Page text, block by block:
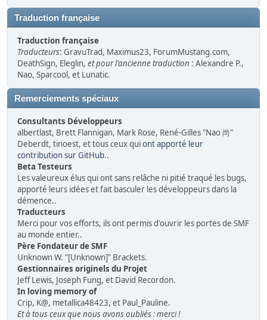
Traduction française
Traduction française
Traducteurs: GravuTrad, Maximus23, ForumMustang.com,
DeathSign, Eleglin, et pour l'ancienne traduction : Alexandre P.,
Nao, Sparcool, et Lunatic.
Remerciements spéciaux
Consultants Développeurs
albertlast, Brett Flannigan, Mark Rose, René-Gilles "Nao 尚"
Deberdt, tinoest, et tous ceux quiont apporté leur
contribution sur GitHub..
Beta Testeurs
Les valeureux élus qui ont sans relâche ni pitié traqué les bugs,
apporté leurs idées et fait basculer les développeurs dans la
démence..
Traducteurs
Merci pour vos efforts, ils ont permis d'ouvrir les portes de SMF
au monde entier..
Père Fondateur de SMF
Unknown W. "[Unknown]" Brackets.
Gestionnaires originels du Projet
Jeff Lewis, Joseph Fung, et David Recordon.
In loving memory of
Crip, K@, metallica48423, et Paul_Pauline.
Et à tous ceux que nous avons oubliés : merci !